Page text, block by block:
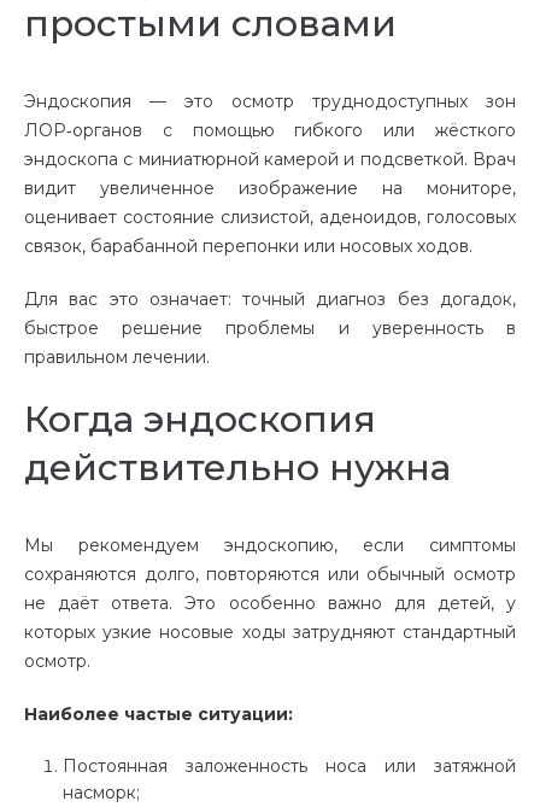
простыми словами
Эндоскопия — это осмотр труднодоступных зон
ЛОР‑органов с помощью гибкого или жёсткого
эндоскопа с миниатюрной камерой и подсветкой. Врач
видит увеличенное изображение на мониторе,
оценивает состояние слизистой, аденоидов, голосовых
связок, барабанной перепонки или носовых ходов.
Для вас это означает: точный диагноз без догадок,
быстрое решение проблемы и уверенность в
правильном лечении.
Когда эндоскопия
действительно нужна
Мы рекомендуем эндоскопию, если симптомы
сохраняются долго, повторяются или обычный осмотр
не даёт ответа. Это особенно важно для детей, у
которых узкие носовые ходы затрудняют стандартный
осмотр.
Наиболее частые ситуации:
Постоянная заложенность носа или затяжной
насморк;